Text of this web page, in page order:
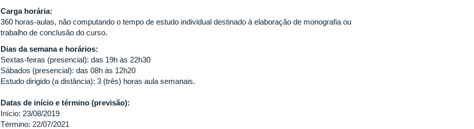
Carga horária:
360 horas-aulas, não computando o tempo de estudo individual destinado à elaboração de monografia ou
trabalho de conclusão do curso.
Dias da semana e horários:
Sextas-feiras (presencial): das 19h às 22h30
Sábados (presencial): das 08h às 12h20
Estudo dirigido (a distância): 3 (três) horas aula semanais.
Datas de início e término (previsão):
Início: 23/08/2019
Término: 22/07/2021